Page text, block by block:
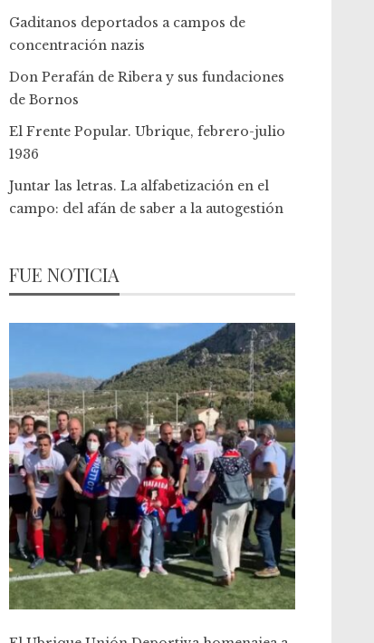
Gaditanos deportados a campos de
concentración nazis
Don Perafán de Ribera y sus fundaciones
de Bornos
El Frente Popular. Ubrique, febrero-julio
1936
Juntar las letras. La alfabetización en el
campo: del afán de saber a la autogestión
FUE NOTICIA